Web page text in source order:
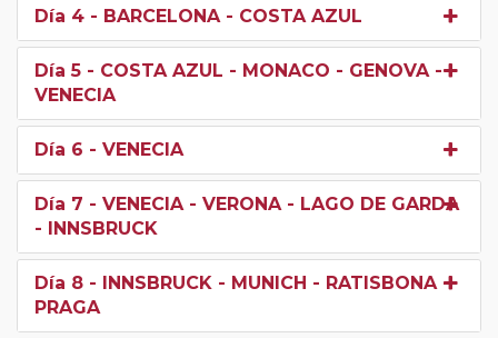
Día 4 - BARCELONA - COSTA AZUL
Día 5 - COSTA AZUL - MONACO - GENOVA -
VENECIA
Día 6 - VENECIA
Día 7 - VENECIA - VERONA - LAGO DE GARDA
- INNSBRUCK
Día 8 - INNSBRUCK - MUNICH - RATISBONA -
PRAGA